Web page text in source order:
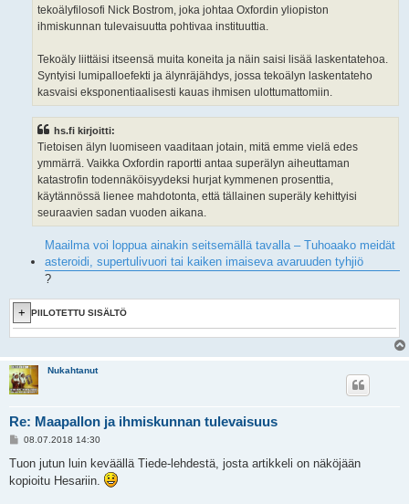
tekoälyfilosofi Nick Bostrom, joka johtaa Oxfordin yliopiston
ihmiskunnan tulevaisuutta pohtivaa instituuttia.
Tekoäly liittäisi itseensä muita koneita ja näin saisi lisää laskentatehoa.
Syntyisi lumipalloefekti ja älynräjähdys, jossa tekoälyn laskentateho
kasvaisi eksponentiaalisesti kauas ihmisen ulottumattomiin.
hs.fi kirjoitti:
Tietoisen älyn luomiseen vaaditaan jotain, mitä emme vielä edes
ymmärrä. Vaikka Oxfordin raportti antaa superälyn aiheuttaman
katastrofin todennäköisyydeksi hurjat kymmenen prosenttia,
käytännössä lienee mahdotonta, että tällainen superäly kehittyisi
seuraavien sadan vuoden aikana.
Maailma voi loppua ainakin seitsemällä tavalla – Tuhoaako meidät
asteroidi, supertulivuori tai kaiken imaiseva avaruuden tyhjiö
?
PIILOTETTU SISÄLTÖ
Nukahtanut
Re: Maapallon ja ihmiskunnan tulevaisuus
V
e
t
08.07.2018 14:30
Tuon jutun luin keväällä Tiede-lehdestä, josta artikkeli on näköjään
kopioitu Hesariin.